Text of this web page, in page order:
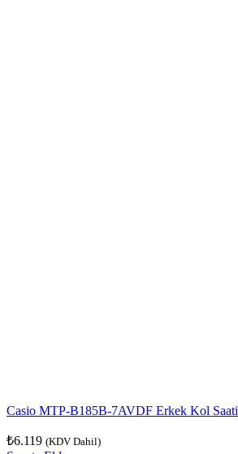
Casio MTP-B185B-7AVDF Erkek Kol Saati
₺6.119 (KDV Dahil)